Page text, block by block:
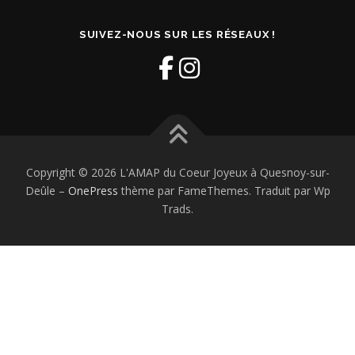
SUIVEZ-NOUS SUR LES RÉSEAUX !
Copyright © 2026 L'AMAP du Coeur Joyeux à Quesnoy-sur-
Deûle – OnePress thème par FameThemes. Traduit par Wp
Trads.